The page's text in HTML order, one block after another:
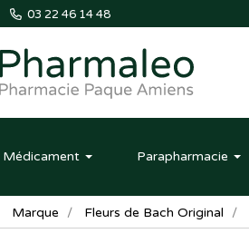
03 22 46 14 48
Médicament Parapharmacie
Marque Fleurs de Bach Original